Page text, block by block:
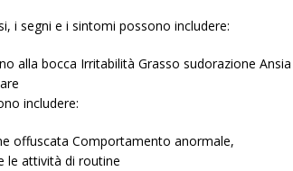
i segni e i sintomi possono includere:
alla bocca Irritabilità Grasso sudorazione Ansia
includere:
offuscata Comportamento anormale,
le attività di routine